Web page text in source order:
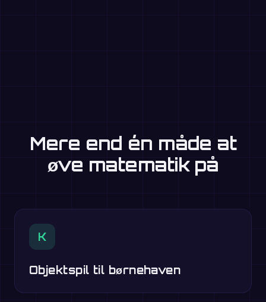
Mere end én måde at
øve matematik på
K
Objektspil til børnehaven